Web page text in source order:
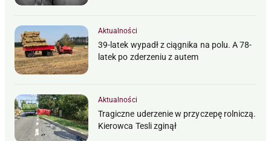
Aktualności
39-latek wypadł z ciągnika na polu. A 78-
latek po zderzeniu z autem
Aktualności
Tragiczne uderzenie w przyczepę rolniczą.
Kierowca Tesli zginął